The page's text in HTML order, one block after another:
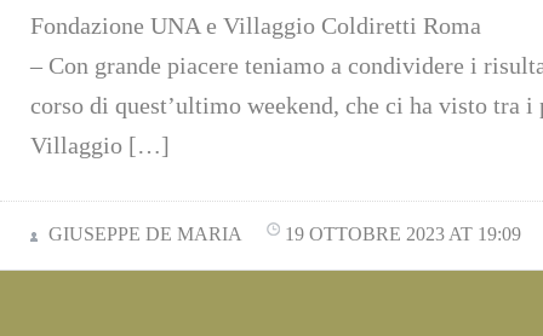
Fondazione UNA e Villaggio Coldiretti Roma
– Con grande piacere teniamo a condividere i
corso di quest’ultimo weekend, che ci ha visto tra
Villaggio […]
GIUSEPPE DE MARIA 19 OTTOBRE 2023 AT 19:09